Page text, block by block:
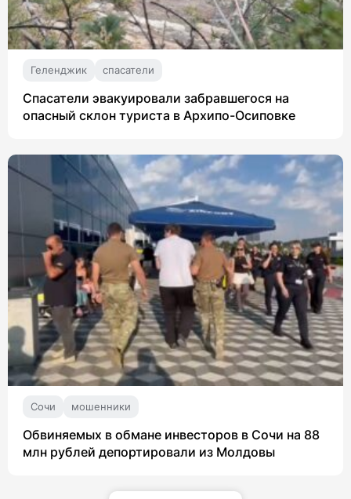
Геленджик спасатели
Спасатели эвакуировали забравшегося на
опасный склон туриста в Архипо-Осиповке
Сочи мошенники
Обвиняемых в обмане инвесторов в Сочи на 88
млн рублей депортировали из Молдовы